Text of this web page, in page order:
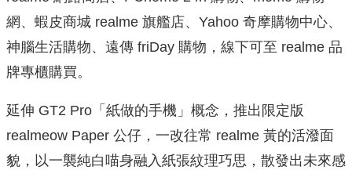
網、蝦皮商城 realme 旗艦店、Yahoo 奇摩購物中心、
神腦生活購物、遠傳 friDay 購物，線下可至 realme 品
牌專櫃購買。
延伸 GT2 Pro「紙做的手機」概念，推出限定版
realmeow Paper 公仔，一改往常 realme 黃的活潑面
貌，以一襲純白喵身融入紙張紋理巧思，散發出未來感